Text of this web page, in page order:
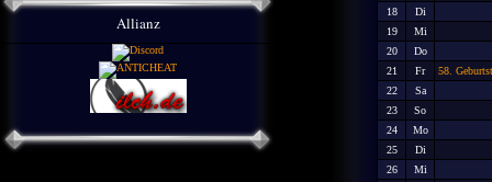
Allianz
18
Di
19
Mi
20
Do
21
Fr
58.
22
Sa
23
So
24
Mo
25
Di
26
Mi